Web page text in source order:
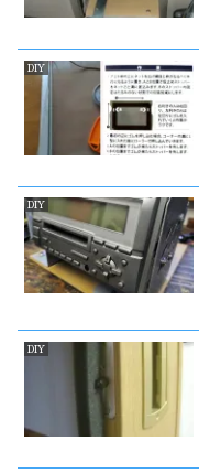
DIY
DIY
DIY